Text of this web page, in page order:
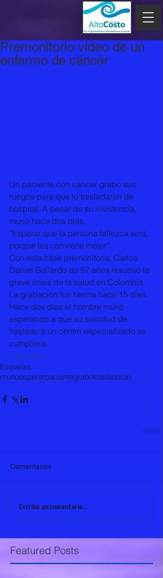
Premonitorio video de un
enfermo de cáncer
Un paciente con cáncer grabó sus
ruegos para que lo trasladaran de
hospital. A pesar de su insistencia,
murió hace dos días.
“Esperar que la persona fallezca será,
porque les conviene mejor”.
Con esta frase premonitoria, Carlos
Daniel Gallardo de 57 años resumió la
grave crisis de la salud en Colombia.
La grabación fue hecha hace 15 días.
Hace dos días el hombre murió
esperando a que su solicitud de
traslado a un centro especializado se
cumpliera.
Leer Mas...
Etiquetas:
murioesperarpacientegrabotrasladaran
Comentarios
Escribir un comentario...
Featured Posts